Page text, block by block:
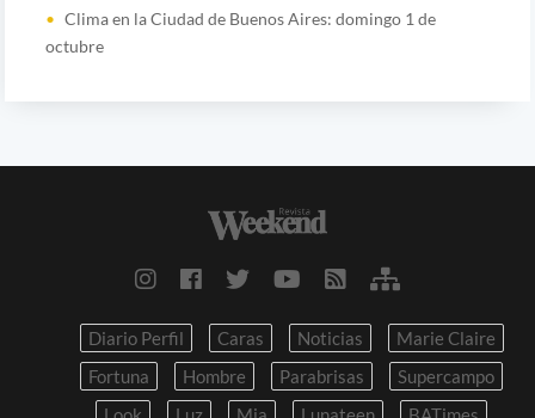
Clima en la Ciudad de Buenos Aires: domingo 1 de
octubre
Diario Perfil Caras Noticias
Marie Claire
Fortuna
Hombre Parabrisas
Supercampo